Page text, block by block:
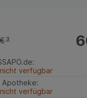
³
:
verfügbar
Apotheke:
verfügbar